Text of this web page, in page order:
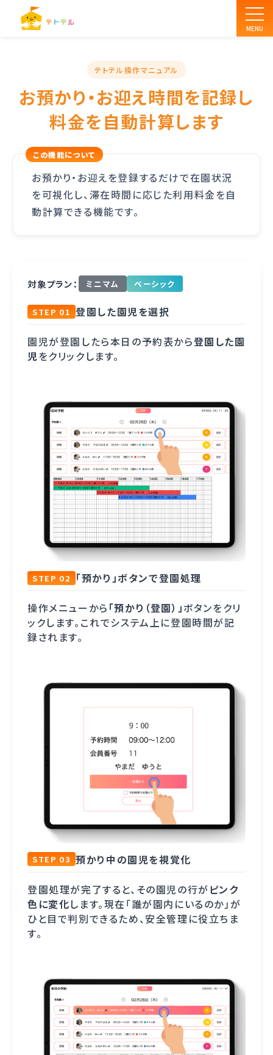
MENU
テトテル操作マニュアル
お預かり・お迎え時間を記録し
料金を自動計算します
お預かり・お迎えを登録するだけで在園状況
を可視化し、滞在時間に応じた利用料金を自
動計算できる機能です。
対象プラン： ミニマム ベーシック
STEP 01 登園した園児を選択
園児が登園したら本日の予約表から登園した園
児をクリックします。
STEP 02 「預かり」ボタンで登園処理
操作メニューから 「預かり（登園）」ボタンをクリ
ックします。これでシステム上に登園時間が記
録されます。
STEP 03 預かり中の園児を視覚化
登園処理が完了すると、その園児の行がピンク
色に変化します。現在「誰が園内にいるのか」が
ひと目で判別できるため、安全管理に役立ちま
す。